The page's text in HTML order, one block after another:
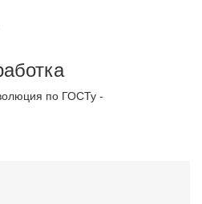
по ГОСТу -